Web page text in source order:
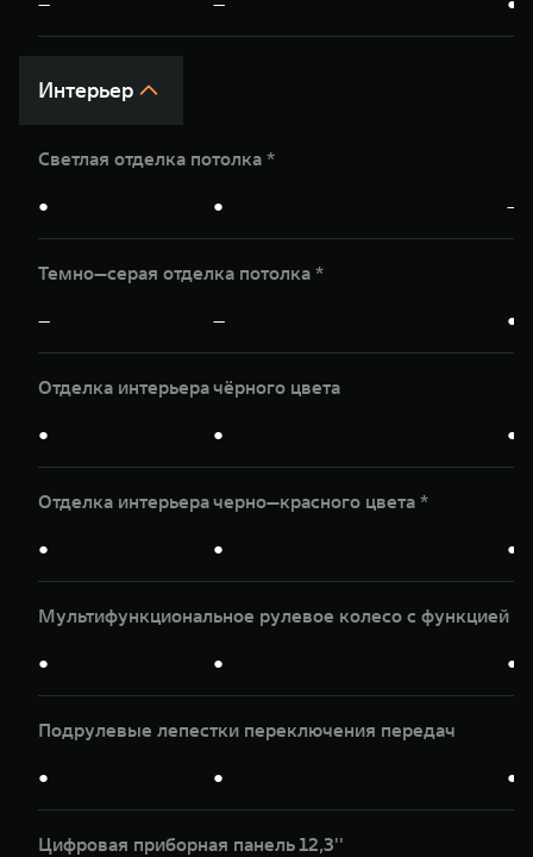
Интерьер
Светлая отделка потолка *
● ● —
Темно—серая отделка потолка *
— — ●
Отделка интерьера чёрного цвета
● ● ●
Отделка интерьера чeрно—красного цвета *
● ● ●
Мультифункциональное рулевое колесо с функцией
● ● ●
Подрулевые лепестки переключения передач
● ● ●
Цифровая приборная панель 12,3''